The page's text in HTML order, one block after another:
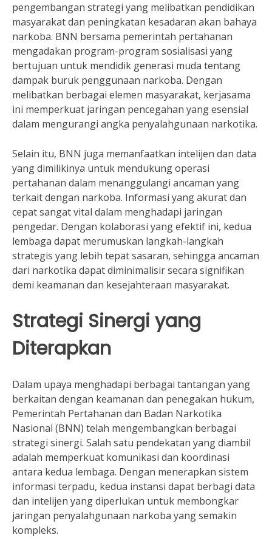
pengembangan strategi yang melibatkan pendidikan
masyarakat dan peningkatan kesadaran akan bahaya
narkoba. BNN bersama pemerintah pertahanan
mengadakan program-program sosialisasi yang
bertujuan untuk mendidik generasi muda tentang
dampak buruk penggunaan narkoba. Dengan
melibatkan berbagai elemen masyarakat, kerjasama
ini memperkuat jaringan pencegahan yang esensial
dalam mengurangi angka penyalahgunaan narkotika.
Selain itu, BNN juga memanfaatkan intelijen dan data
yang dimilikinya untuk mendukung operasi
pertahanan dalam menanggulangi ancaman yang
terkait dengan narkoba. Informasi yang akurat dan
cepat sangat vital dalam menghadapi jaringan
pengedar. Dengan kolaborasi yang efektif ini, kedua
lembaga dapat merumuskan langkah-langkah
strategis yang lebih tepat sasaran, sehingga ancaman
dari narkotika dapat diminimalisir secara signifikan
demi keamanan dan kesejahteraan masyarakat.
Strategi Sinergi yang
Diterapkan
Dalam upaya menghadapi berbagai tantangan yang
berkaitan dengan keamanan dan penegakan hukum,
Pemerintah Pertahanan dan Badan Narkotika
Nasional (BNN) telah mengembangkan berbagai
strategi sinergi. Salah satu pendekatan yang diambil
adalah memperkuat komunikasi dan koordinasi
antara kedua lembaga. Dengan menerapkan sistem
informasi terpadu, kedua instansi dapat berbagi data
dan intelijen yang diperlukan untuk membongkar
jaringan penyalahgunaan narkoba yang semakin
kompleks.